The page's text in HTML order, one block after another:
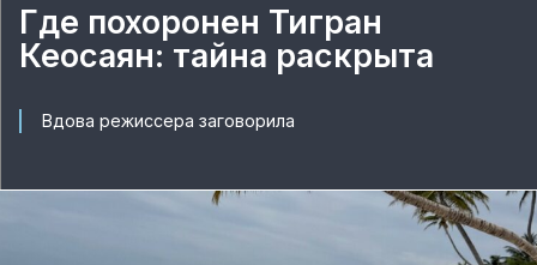
Где похоронен Тигран
Кеосаян: тайна раскрыта
Вдова режиссера заговорила